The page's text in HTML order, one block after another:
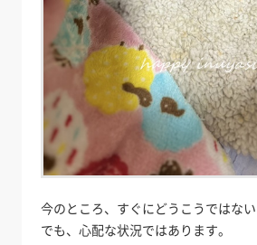
今のところ、すぐにどうこうではない
でも、心配な状況ではあります。